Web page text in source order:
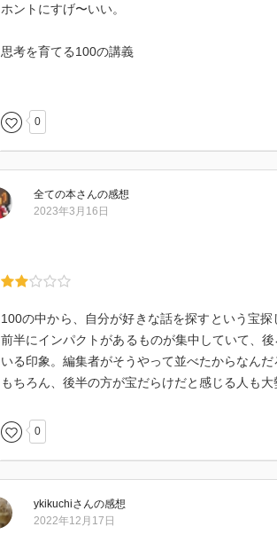
ホントにすげ〜いい。
思考を育てる100の講義
永遠に生きられると思って考える。
そして、何の競技だったのかは、死んだ時にぼん
嫌々でもやっていれば、頭が回転するし様々な副
考えてみたら不思議だ。
ことの訪問が多い。
やり始める前が、最も道が険しく見えるのだ。
ときどき、自分は何を作り出しているか、
0
全ての本さんの感想
2023年3月16日
100の中から、自分が好きな話を探すという宝探
前半にインパクトがあるものが集中していて、
いる印象。編集者がそうやって並べたからなんだ
もちろん、後半の方が宝だらけだと感じる人も大
0
ykikuchiさんの感想
2022年12月17日